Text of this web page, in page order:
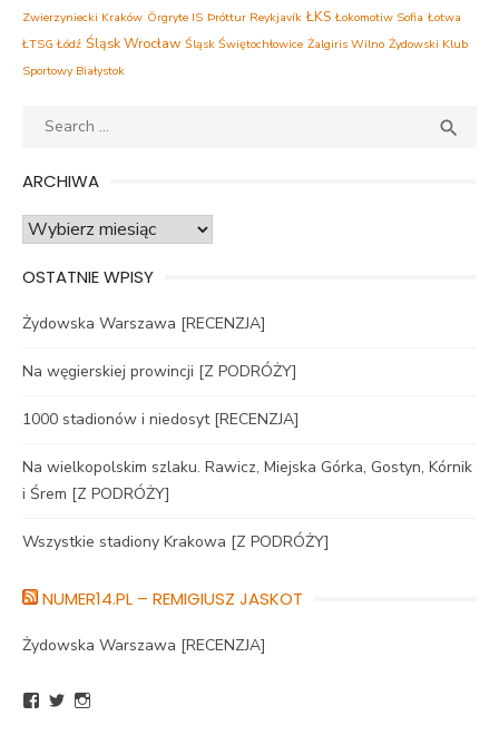
Zwierzyniecki Kraków Örgryte IS Þróttur Reykjavík ŁKS Łokomotiw Sofia Łotwa
ŁTSG Łódź Śląsk Wrocław Śląsk Świętochłowice Żalgiris Wilno Żydowski Klub
Sportowy Białystok
Search

ARCHIWA
Archiwa
OSTATNIE WPISY
Żydowska Warszawa [RECENZJA]
Na węgierskiej prowincji [Z PODRÓŻY]
1000 stadionów i niedosyt [RECENZJA]
Na wielkopolskim szlaku. Rawicz, Miejska Górka, Gostyn, Kórnik
i Śrem [Z PODRÓŻY]
Wszystkie stadiony Krakowa [Z PODRÓŻY]
NUMER14.PL – REMIGIUSZ JASKOT
Żydowska Warszawa [RECENZJA]
ZobaczZobacz